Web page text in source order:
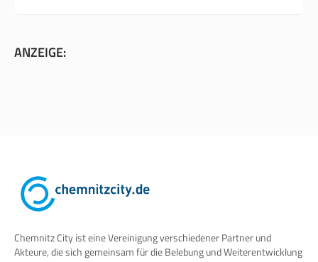
ANZEIGE:
Chemnitz City ist eine Vereinigung verschiedener Partner und
Akteure, die sich gemeinsam für die Belebung und Weiterentwicklung